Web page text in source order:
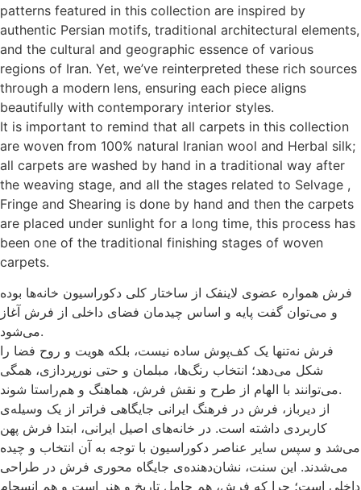
patterns featured in this collection are inspired by
authentic Persian motifs, traditional architectural elements,
and the cultural and geographic essence of various
regions of Iran. Yet, we’ve reinterpreted these rich sources
through a modern lens, ensuring each piece aligns
beautifully with contemporary interior styles.
It is important to remind that all carpets in this collection
are woven from 100% natural Iranian wool and Herbal silk;
all carpets are washed by hand in a traditional way after
the weaving stage, and all the stages related to Selvage ,
Fringe and Shearing is done by hand and then the carpets
are placed under sunlight for a long time, this process has
been one of the traditional finishing stages of woven
carpets.
فرش همواره عضوی لاینفک از ساختار کلی دکوراسیون خانه‌ها بوده
و می‌توان گفت پایه و اساس چیدمان فضای داخلی از فرش آغاز
می‌شود.
فرش نه‌تنها یک کف‌پوش ساده نیست، بلکه هویت و روح فضا را
شکل می‌دهد؛ انتخاب رنگ‌ها، مبلمان و حتی نورپردازی، همگی
می‌توانند با الهام از طرح و نقش فرش، هماهنگ و هم‌راستا شوند.
از دیرباز، فرش در فرهنگ ایرانی جایگاهی فراتر از یک وسیله‌ی
کاربردی داشته است. در خانه‌های اصیل ایرانی، ابتدا فرش پهن
می‌شد و سپس سایر عناصر دکوراسیون با توجه به آن انتخاب و چیده
می‌شدند. این سنت، نشان‌دهنده‌ی جایگاه محوری فرش در طراحی
داخلی است؛ چرا که فرش، هم حامل تاریخ و هنر است و هم انسجام